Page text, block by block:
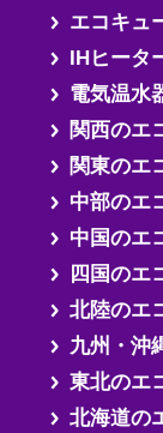
エコキュ
IHヒータ
電気温水
関西のエ
関東のエ
中部のエ
中国のエ
四国のエ
北陸のエ
九州・沖
東北のエ
北海道の